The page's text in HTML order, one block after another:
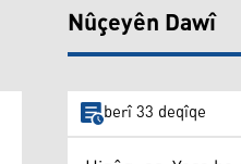
Nûçeyên Dawî
berî 33 deqîqe